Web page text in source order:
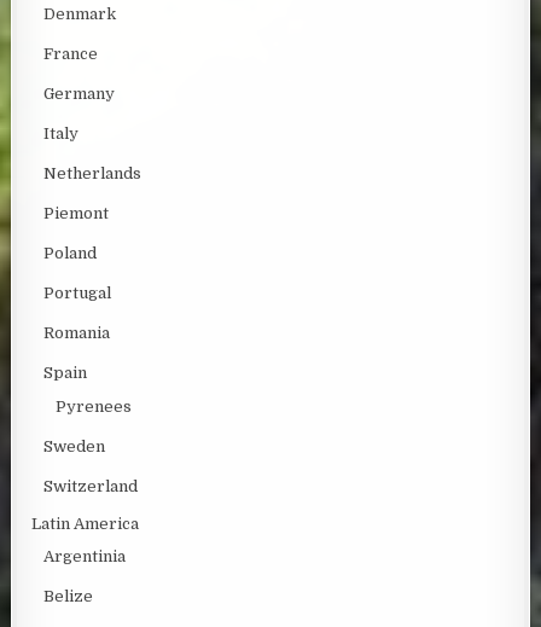
Denmark
France
Germany
Italy
Netherlands
Piemont
Poland
Portugal
Romania
Spain
Pyrenees
Sweden
Switzerland
Latin America
Argentinia
Belize